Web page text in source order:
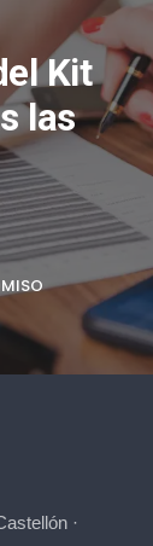
Kit
las
·